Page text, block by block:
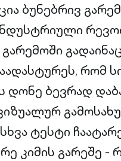
ბუნებრივ
რომ
დონე ბევრად
ტესტი
კიმის გარეშე